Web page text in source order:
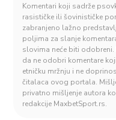
Komentari koji sadrže
rasističke ili šovinističke
zabranjeno lažno
poljima za slanje
slovima neće biti
da ne odobri komentare
etničku mržnju i ne
čitalaca ovog portala.
privatno mišljenje autora
redakcije MaxbetSport.rs.